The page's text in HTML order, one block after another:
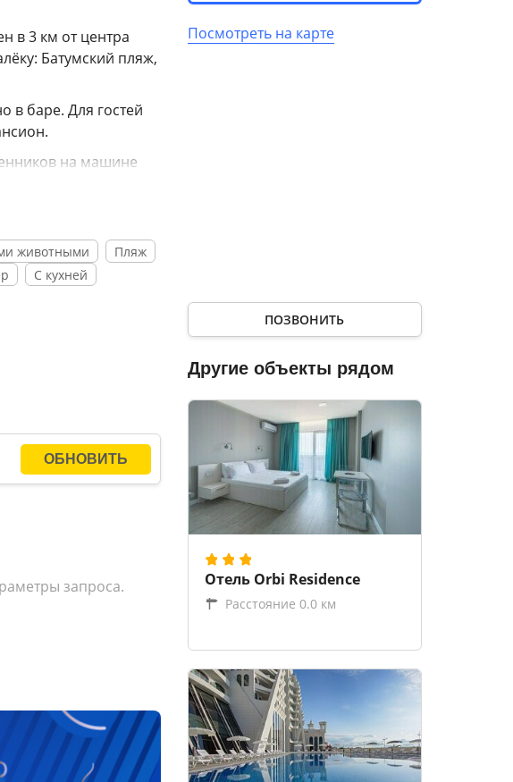
в 3 км от центра
Батумский пляж,
в баре. Для гостей
на машине
и открытый
Для простоты
животными
Пляж
С кухней
запроса.
Посмотреть на карте
ПОЗВОНИТЬ
Другие объекты рядом
Отель Orbi Residence
Расстояние 0.0 км